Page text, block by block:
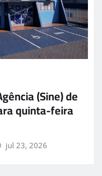
(Sine) de
quinta-feira
jul 23, 2026